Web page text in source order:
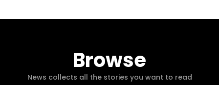
Browse
News collects all the stories you want to read